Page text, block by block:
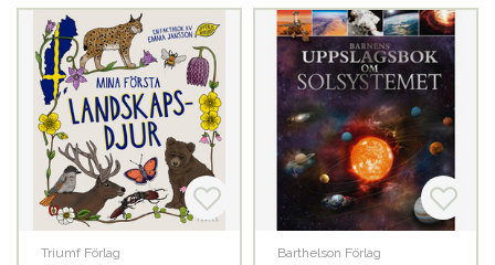
Triumf Förlag Barthelson Förlag